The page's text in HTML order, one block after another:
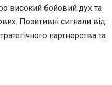
високий бойовий дух та
Позитивні сигнали від
партнерства та